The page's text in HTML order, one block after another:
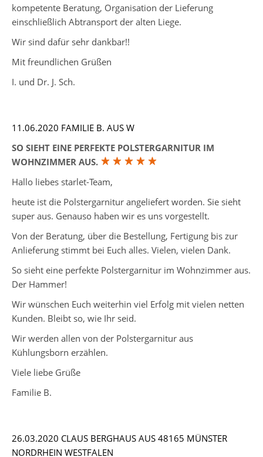
kompetente Beratung, Organisation der Lieferung
einschließlich Abtransport der alten Liege.
Wir sind dafür sehr dankbar!!
Mit freundlichen Grüßen
I. und Dr. J. Sch.
11.06.2020 FAMILIE B. AUS W
SO SIEHT EINE PERFEKTE POLSTERGARNITUR IM
WOHNZIMMER AUS.
Hallo liebes starlet-Team,
heute ist die Polstergarnitur angeliefert worden. Sie sieht
super aus. Genauso haben wir es uns vorgestellt.
Von der Beratung, über die Bestellung, Fertigung bis zur
Anlieferung stimmt bei Euch alles. Vielen, vielen Dank.
So sieht eine perfekte Polstergarnitur im Wohnzimmer aus.
Der Hammer!
Wir wünschen Euch weiterhin viel Erfolg mit vielen netten
Kunden. Bleibt so, wie Ihr seid.
Wir werden allen von der Polstergarnitur aus
Kühlungsborn erzählen.
Viele liebe Grüße
Familie B.
26.03.2020 CLAUS BERGHAUS AUS 48165 MÜNSTER
NORDRHEIN WESTFALEN